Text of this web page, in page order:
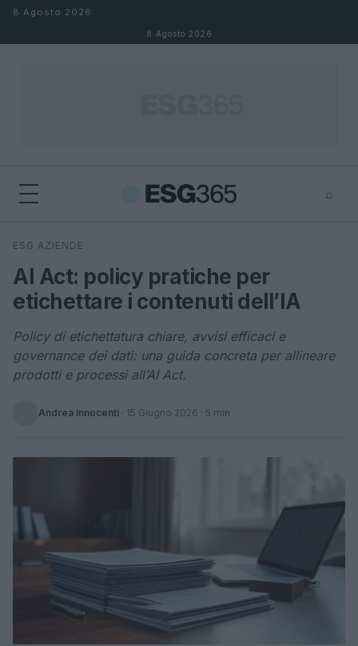
Salta al contenuto
8 Agosto 2026
8 Agosto 2026
⌕
Cerca
ESG AZIENDE
AI Act: policy pratiche per
etichettare i contenuti dell’IA
Policy di etichettatura chiare, avvisi efficaci e
governance dei dati: una guida concreta per allineare
prodotti e processi all’AI Act.
Andrea Innocenti · 15 Giugno 2026 · 5 min